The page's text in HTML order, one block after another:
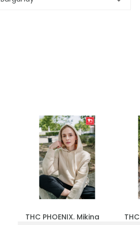
THC PHOENIX. Mikina